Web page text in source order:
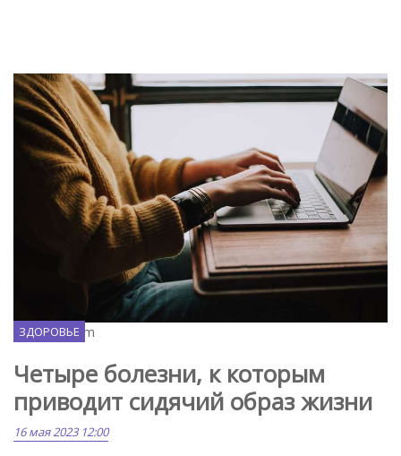
Unsplash.com
ЗДОРОВЬЕ
Четыре болезни, к которым
приводит сидячий образ жизни
16 мая 2023 12:00